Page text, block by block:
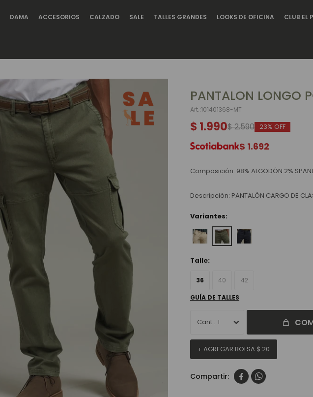
DAMA ACCESORIOS CALZADO SALE TALLES GRANDES LOOKS DE OFICINA CLUB EL
PANTALON LONGO
101401368-MT
$ 1.990$2.590 23
$ 1.692
Composición: 98% ALGODÓN 2%
Descripción: PANTALÓN CARGO DE
Variantes:
Talle:
36 40 42
GUÍA DE TALLES
1
+ AGREGAR BOLSA $ 20
 